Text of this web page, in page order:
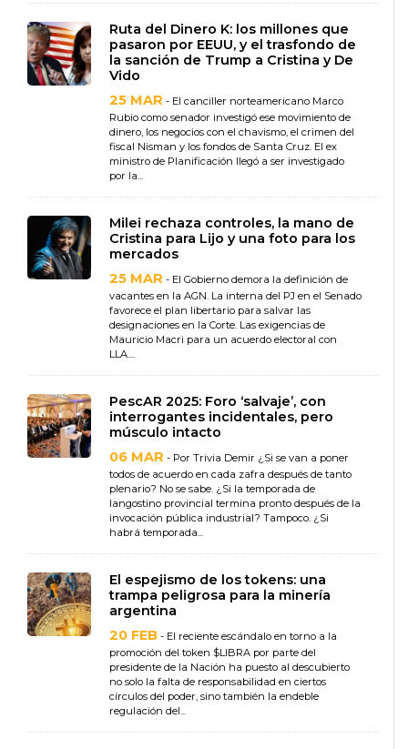
Ruta del Dinero K: los millones que
pasaron por EEUU, y el trasfondo de
la sanción de Trump a Cristina y De
Vido
25 MAR - El canciller norteamericano Marco
Rubio como senador investigó ese movimiento de
dinero, los negocios con el chavismo, el crimen del
fiscal Nisman y los fondos de Santa Cruz. El ex
ministro de Planificación llegó a ser investigado
por la...
Milei rechaza controles, la mano de
Cristina para Lijo y una foto para los
mercados
25 MAR - El Gobierno demora la definición de
vacantes en la AGN. La interna del PJ en el Senado
favorece el plan libertario para salvar las
designaciones en la Corte. Las exigencias de
Mauricio Macri para un acuerdo electoral con
LLA....
PescAR 2025: Foro ‘salvaje’, con
interrogantes incidentales, pero
músculo intacto
06 MAR - Por Trivia Demir ¿Si se van a poner
todos de acuerdo en cada zafra después de tanto
plenario? No se sabe. ¿Si la temporada de
langostino provincial termina pronto después de la
invocación pública industrial? Tampoco. ¿Si
habrá temporada...
El espejismo de los tokens: una
trampa peligrosa para la minería
argentina
20 FEB - El reciente escándalo en torno a la
promoción del token $LIBRA por parte del
presidente de la Nación ha puesto al descubierto
no solo la falta de responsabilidad en ciertos
círculos del poder, sino también la endeble
regulación del...